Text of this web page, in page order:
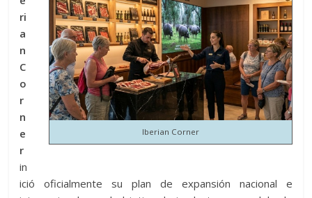
Iberian Corner
ri
a
n
C
o
r
n
e
r
in
ició oficialmente su plan de expansión nacional e